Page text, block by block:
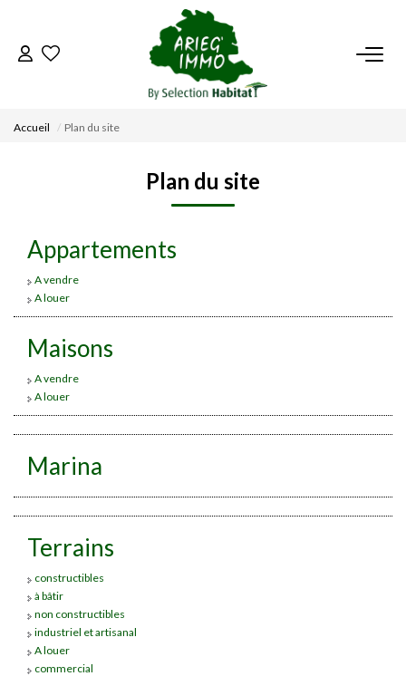
ACCUEIL
VENDRE UN BIEN
DÉPOSEZ VOTRE RECHERCHE
Accueil Plan du site
Plan du site
Appartements
A vendre
A louer
Maisons
A vendre
A louer
Marina
Terrains
constructibles
à bâtir
non constructibles
industriel et artisanal
A louer
commercial